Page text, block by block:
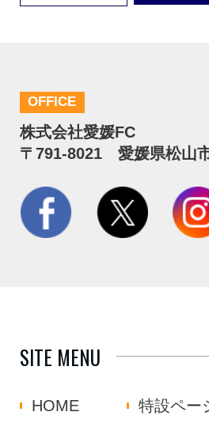
OFFICE
株式会社愛媛FC
〒791-8021 愛媛県松山
SITE MENU
HOME 特設ペー